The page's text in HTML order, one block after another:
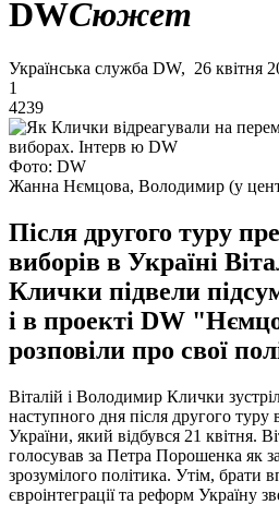
DWСюжет
Українська служба DW, 26 квітня
1
4239
Фото: DW
Жанна Нємцова, Володимир (у
Після другого туру
виборів в Україні
Клички підвели
і в проекті DW
розповіли про свої
Віталій і Володимир Клички
наступного дня після другого туру
України, який відбувся 21 квітня.
голосував за Петра Порошенка як
зрозумілого політика. Утім, брати
євроінтеграції та реформ Україну